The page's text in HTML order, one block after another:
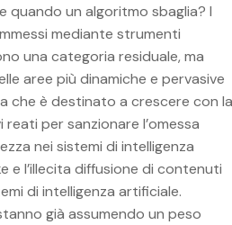
quando un algoritmo sbaglia? I
mediante strumenti
una categoria residuale, ma
aree più dinamiche e pervasive
che è destinato a crescere con la
per sanzionare l’omessa
nei sistemi di intelligenza
e l’illecita diffusione di contenuti
di intelligenza artificiale.
già assumendo un peso